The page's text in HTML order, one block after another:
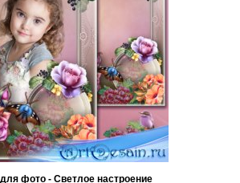
фото - Светлое настроение